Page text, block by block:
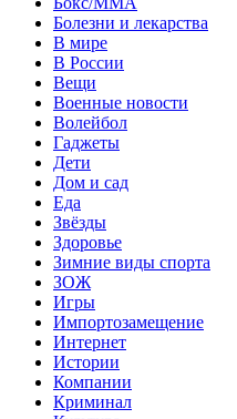
Болезни и лекарства
В мире
В России
Вещи
Военные новости
Волейбол
Гаджеты
Дети
Дом и сад
Еда
Звёзды
Здоровье
Зимние виды спорта
ЗОЖ
Игры
Импортозамещение
Интернет
Истории
Компании
Криминал